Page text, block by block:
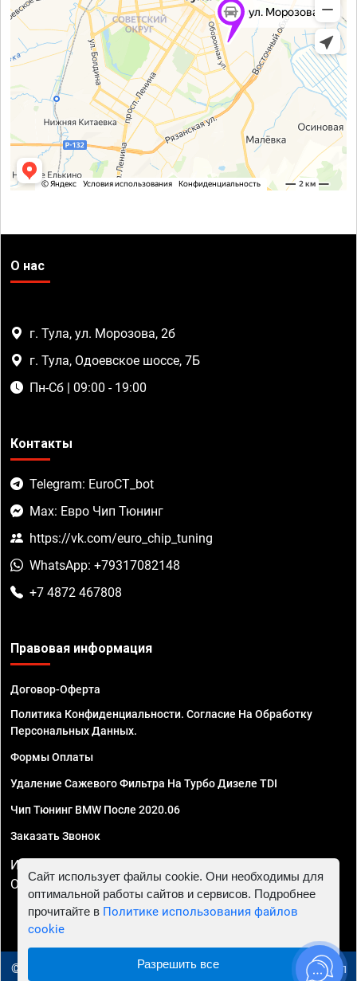
О нас
г. Тула, ул. Морозова, 2б
г. Тула, Одоевское шоссе, 7Б
Пн-Сб | 09:00 - 19:00
Контакты
Telegram: EuroCT_bot
Max: Евро Чип Тюнинг
https://vk.com/euro_chip_tuning
WhatsApp: +79317082148
+7 4872 467808
Правовая информация
Договор-Оферта
Политика Конфиденциальности. Согласие На Обработку
Персональных Данных.
Формы Оплаты
Удаление Сажевого Фильтра На Турбо Дизеле TDI
Чип Тюнинг BMW После 2020.06
Заказать Звонок
ИП Смирнов Георгий Павлович. ИНН 781302555843,
ОГРНИП 324470400032610
© 2010 - 2026 Чип тюнинг в Туле - Автосервис "Евро Чип
Сайт использует файлы cookie. Они необходимы для
оптимальной работы сайтов и сервисов. Подробнее
прочитайте в Политике использования файлов
cookie
Разрешить все